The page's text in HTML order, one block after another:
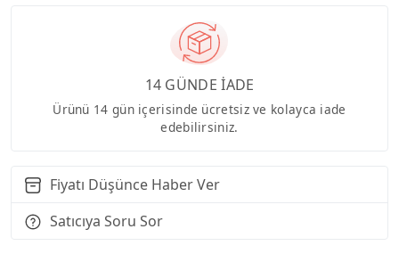
14 GÜNDE İADE
Ürünü 14 gün içerisinde ücretsiz ve kolayca iade
edebilirsiniz.
Fiyatı Düşünce Haber Ver
Satıcıya Soru Sor